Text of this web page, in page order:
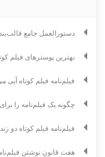
دستورالعمل جامع
بهترین پوسترهای فیلم کوتاه
فیلم‌نامه فیلم کوتاه آبی
چگونه یک فیلم‌نامه را
فیلم‌نامه فیلم کوتاه دو
هفت قانونِ نوشتن